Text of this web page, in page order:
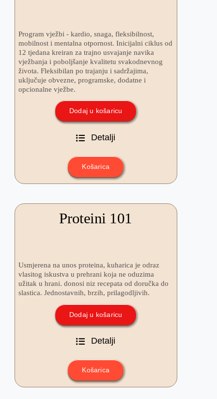
Shop
Košarica
Podrška
Program vježbi - kardio, snaga, fleksibilnost,
mobilnost i mentalna otpornost. Inicijalni ciklus od
12 tjedana kreiran za trajno usvajanje navika
vježbanja i poboljšanje kvalitetu svakodnevnog
života. Fleksibilan po trajanju i sadržajima,
uključuje obvezne, programske, dodatne i
opcionalne vježbe.
Dodaj u košaricu
Detalji
Košarica
Proteini 101
Usmjerena na unos proteina, kuharica je odraz
vlasitog iskustva u prehrani koja ne oduzima
užitak u hrani. donosi niz recepata od doručka do
slastica. Jednostavnih, brzih, prilagodljivih.
Dodaj u košaricu
Detalji
Košarica